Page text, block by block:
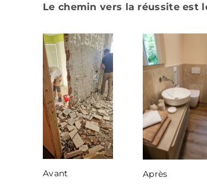
Le chemin vers la réussite est
Avant Après